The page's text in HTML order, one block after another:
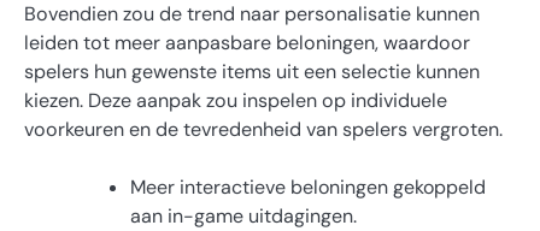
Bovendien zou de trend naar personalisatie kunnen
leiden tot meer aanpasbare beloningen, waardoor
spelers hun gewenste items uit een selectie kunnen
kiezen. Deze aanpak zou inspelen op individuele
voorkeuren en de tevredenheid van spelers vergroten.
Meer interactieve beloningen gekoppeld
aan in-game uitdagingen.